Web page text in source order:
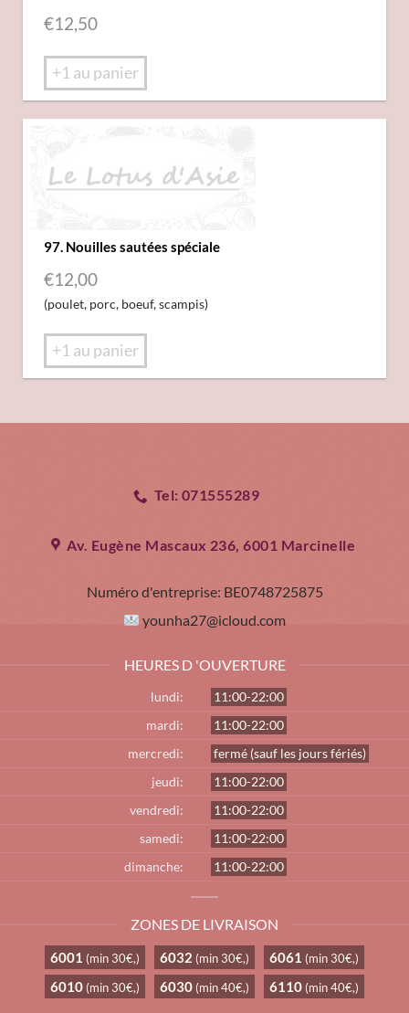
€12,50
+1 au panier
97. Nouilles sautées spéciale
€12,00
(poulet, porc, boeuf, scampis)
+1 au panier
Tel: 071555289
Av. Eugène Mascaux 236, 6001 Marcinelle
Numéro d'entreprise: BE0748725875
younha27@icloud.com
HEURES D 'OUVERTURE
lundi:
11:00-22:00
mardi:
11:00-22:00
mercredi:
fermé (sauf les jours fériés)
jeudi:
11:00-22:00
vendredi:
11:00-22:00
samedi:
11:00-22:00
dimanche:
11:00-22:00
ZONES DE LIVRAISON
6001 (min 30€,) 6032 (min 30€,) 6061 (min 30€,)
6010 (min 30€,) 6030 (min 40€,) 6110 (min 40€,)